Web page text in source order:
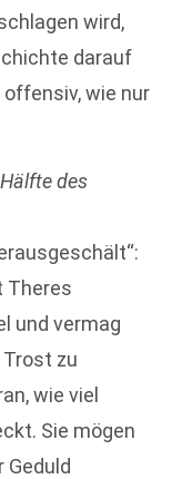
wird,
darauf
offensiv, wie nur
des
Theres
und vermag
zu
wie viel
Sie mögen
Geduld